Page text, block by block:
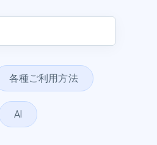
各種ご利用方法
AI